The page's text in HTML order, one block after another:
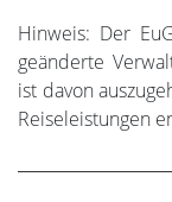
Hinweis: Der
geänderte
ist davon
Reiseleistungen